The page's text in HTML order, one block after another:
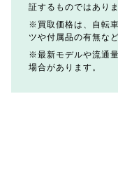
証するものではありま
買取価格は、自転
ツや付属品の有無な
最新モデルや流通
場合があります。